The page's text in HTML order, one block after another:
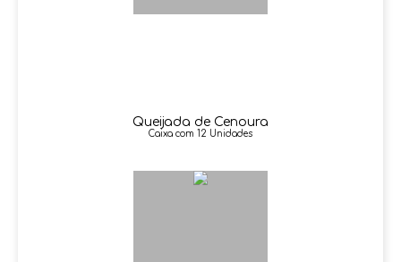
Queijada de Cenoura
Caixa com 12 Unidades